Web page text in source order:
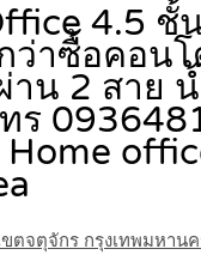
4.5 ชั้
ว่าซื้อคอนโ
าน 2 สาย น้
ทร
Home
ตจตุจักร กรุงเทพมหาน